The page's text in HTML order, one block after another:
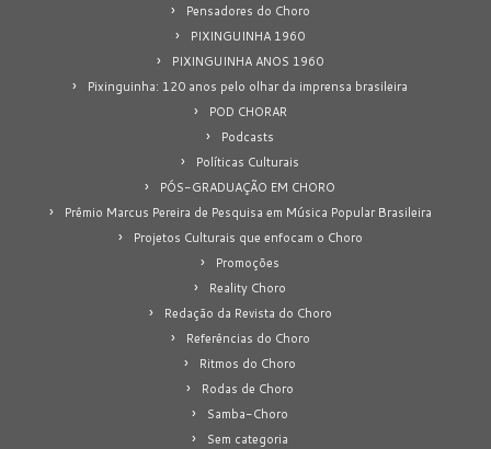
Pensadores do Choro
PIXINGUINHA 1960
PIXINGUINHA ANOS 1960
Pixinguinha: 120 anos pelo olhar da imprensa brasileira
POD CHORAR
Podcasts
Políticas Culturais
PÓS-GRADUAÇÃO EM CHORO
Prêmio Marcus Pereira de Pesquisa em Música Popular Brasileira
Projetos Culturais que enfocam o Choro
Promoções
Reality Choro
Redação da Revista do Choro
Referências do Choro
Ritmos do Choro
Rodas de Choro
Samba-Choro
Sem categoria